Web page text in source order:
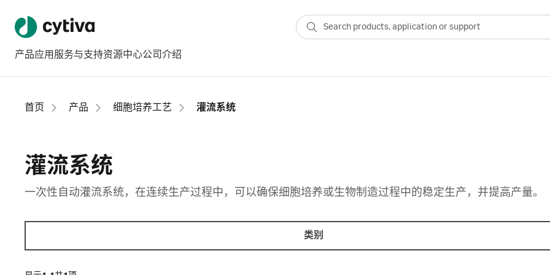
产品应用 服务与支持资源中心公司介绍
首页 产品 细胞培养工艺 灌流系统
灌流系统
一次性自动灌流系统，在连续生产过程中，可以确保细胞培养或生物制造过程中的稳定生产，并提高产量。
类别